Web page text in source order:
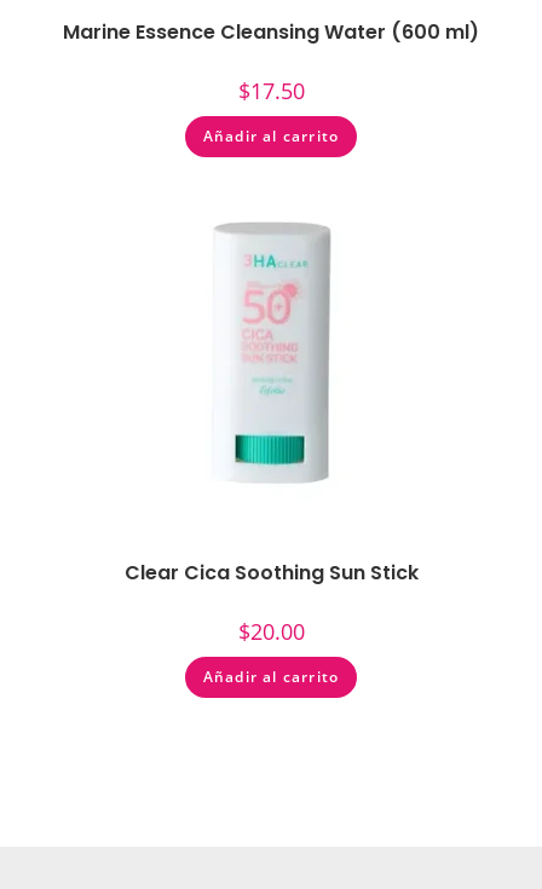
Marine Essence Cleansing Water (600 ml)
$17.50
Añadir al carrito
Clear Cica Soothing Sun Stick
$20.00
Añadir al carrito